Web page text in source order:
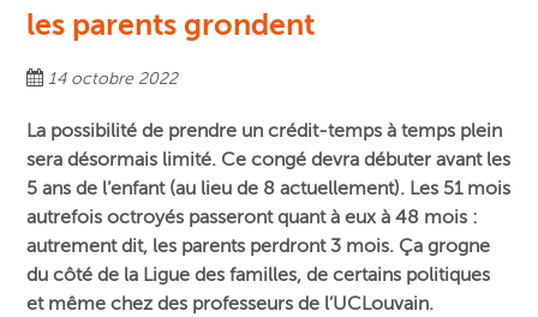
les parents grondent
14 octobre 2022
La possibilité de prendre un crédit-temps à temps plein
sera désormais limité. Ce congé devra débuter avant les
5 ans de l’enfant (au lieu de 8 actuellement). Les 51 mois
autrefois octroyés passeront quant à eux à 48 mois :
autrement dit, les parents perdront 3 mois. Ça grogne
du côté de la Ligue des familles, de certains politiques
et même chez des professeurs de l’UCLouvain.